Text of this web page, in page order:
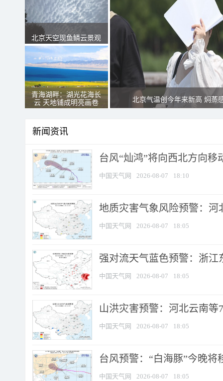
北京天空现鱼鳞云景观
青海湖畔：湖光花海长
云 天地铺成明亮画卷
北京气温创今年来新高 焖蒸
新闻资讯
台风“灿鸿”将向西北方向移
中国天气网 2026-08-07 18:10
地质灾害气象风险预警：河
中国天气网 2026-08-07 18:05
强对流天气蓝色预警：浙江
中国天气网 2026-08-07 18:05
山洪灾害预警：河北云南
中国天气网 2026-08-07 18:05
台风预警：“白海豚”今晚将
中国天气网 2026-08-07 18:05